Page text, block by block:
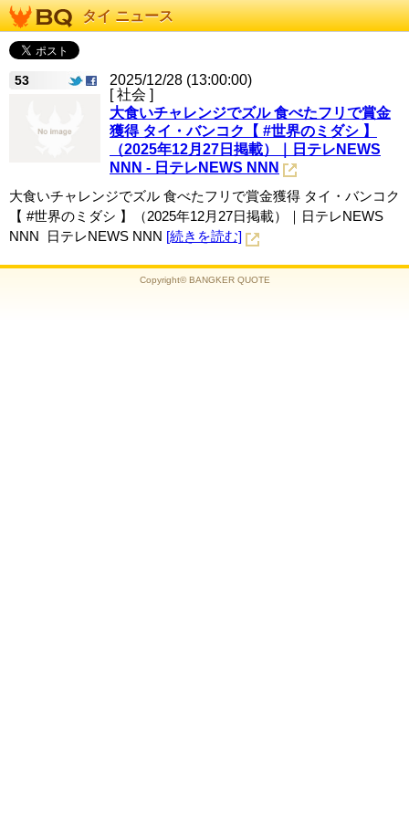
タイ ニュース
53
2025/12/28 (13:00:00)
[ 社会 ]
大食いチャレンジでズル 食べたフリで賞金
獲得 タイ・バンコク【 #世界のミダシ 】
（2025年12月27日掲載）｜日テレNEWS
NNN - 日テレNEWS NNN
大食いチャレンジでズル 食べたフリで賞金獲得 タイ・バンコク
【 #世界のミダシ 】（2025年12月27日掲載）｜日テレNEWS
NNN 日テレNEWS NNN [続きを読む]
Copyright© BANGKER QUOTE